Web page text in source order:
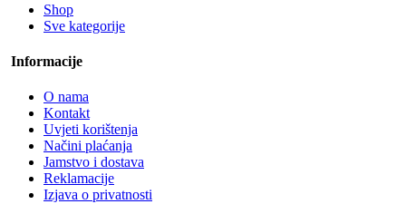
Shop
Sve kategorije
Informacije
O nama
Kontakt
Uvjeti korištenja
Načini plaćanja
Jamstvo i dostava
Reklamacije
Izjava o privatnosti